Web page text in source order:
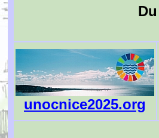
unocnice2025.org